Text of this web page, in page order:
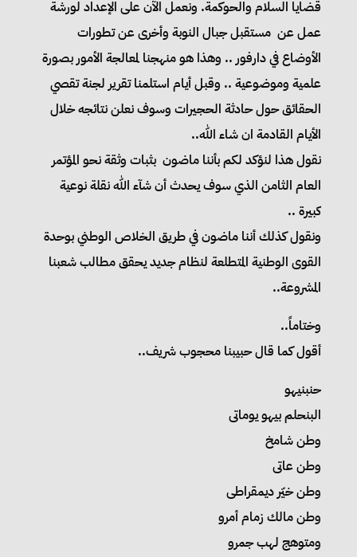
قضايا السلام والحوكمة. ونعمل الآن على الإعداد لورشة
عمل عن مستقبل جبال النوبة وأخرى عن تطورات
الأوضاع في دارفور .. وهذا هو منهجنا لمعالجة الأمور بصورة
علمية وموضوعية .. وقبل أيام استلمنا تقرير لجنة تقصي
الحقائق حول حادثة الحجيرات وسوف نعلن نتائجه خلال
الأيام القادمة ان شاء الله..
نقول هذا لنؤكد لكم بأننا ماضون بثبات وثقة نحو المؤتمر
العام الثامن الذي سوف يحدث أن شآء الله نقلة نوعية
كبيرة ..
ونقول كذلك أننا ماضون في طريق الخلاص الوطني بوحدة
القوى الوطنية المتطلعة لنظام جديد يحقق مطالب شعبنا
المشروعة..
وختاماً..
أقول كما قال حبيبنا محجوب شريف..
حنبنيهو
البنحلم بيهو يوماتى
وطن شامخ
وطن عاتى
وطن خيّر ديمقراطى
وطن مالك زمام أمرو
ومتوهج لهب جمرو